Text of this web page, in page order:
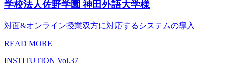
学校法人佐野学園 神田外語大学様
対面&オンライン授業双方に対応するシステムの導入
READ MORE
INSTITUTION Vol.37